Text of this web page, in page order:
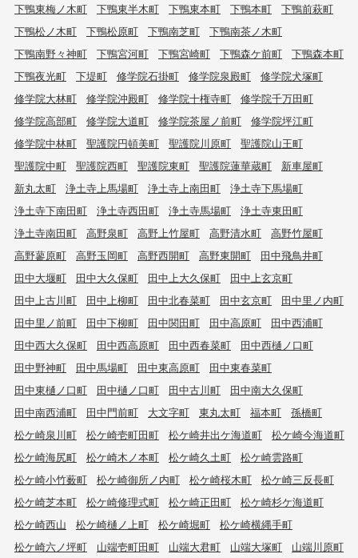
下鴨東梅ノ木町
下鴨東半木町 下鴨東本町 下鴨本町
下鴨前萩町
下鴨松ノ木町
下鴨松原町 下鴨南芝町
下鴨南茶ノ木町
下鴨南野々神町
下鴨宮河町 下鴨宮崎町 下鴨森ケ前町
下鴨森本町
下鴨夜光町
下堤町 修学院石掛町 修学院泉殿町
修学院犬塚町
修学院大林町
修学院沖殿町 修学院十権寺町
修学院千万田町
修学院高部町
修学院大道町 修学院茶屋ノ前町
修学院坪江町
修学院中林町
聖護院円頓美町 聖護院川原町
聖護院山王町
聖護院中町
聖護院西町 聖護院東町 聖護院蓮華蔵町
新車屋町
新丸太町
浄土寺上馬場町 浄土寺上南田町
浄土寺下馬場町
浄土寺下南田町
浄土寺西田町 浄土寺馬場町
浄土寺東田町
浄土寺南田町
高野泉町 高野上竹屋町 高野清水町
高野竹屋町
高野蓼原町
高野玉岡町 高野西開町 高野東開町
田中飛鳥井町
田中大堰町
田中大久保町 田中上大久保町
田中上玄京町
田中上古川町
田中上柳町 田中北春菜町 田中玄京町
田中里ノ内町
田中里ノ前町
田中下柳町 田中関田町 田中高原町
田中西浦町
田中西大久保町
田中西高原町 田中西春菜町
田中西樋ノ口町
田中野神町
田中馬場町 田中東高原町
田中東春菜町
田中東樋ノ口町
田中樋ノ口町 田中古川町
田中南大久保町
田中南西浦町
田中門前町 大文字町 東丸太町 福本町
孫橋町
松ケ崎泉川町
松ケ崎壱町田町 松ケ崎井出ケ海道町
松ケ崎今海道町
松ケ崎海尻町
松ケ崎木ノ本町 松ケ崎久土町
松ケ崎雲路町
松ケ崎小竹薮町
松ケ崎御所ノ内町 松ケ崎桜木町
松ケ崎三反長町
松ケ崎芝本町
松ケ崎修理式町 松ケ崎正田町
松ケ崎杉ケ海道町
松ケ崎西山
松ケ崎樋ノ上町 松ケ崎堀町
松ケ崎横縄手町
松ケ崎六ノ坪町
山端壱町田町 山端大君町 山端大塚町
山端川原町